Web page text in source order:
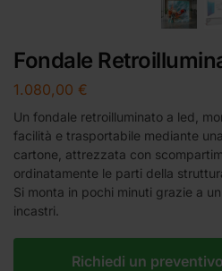
Fondale
1.080,00 €
Un fondale retroilluminato a led,
facilità e trasportabile mediante
cartone, attrezzata con
ordinatamente le parti della
Si monta in pochi minuti grazie a
incastri.
Richiedi un